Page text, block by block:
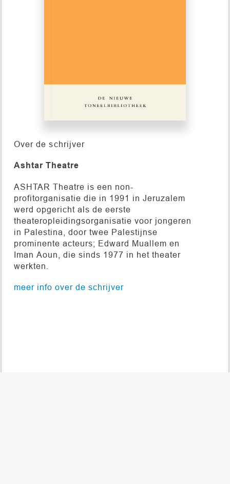
Over de schrijver
Ashtar Theatre
ASHTAR Theatre is een non-
profitorganisatie die in 1991 in Jeruzalem
werd opgericht als de eerste
theateropleidingsorganisatie voor jongeren
in Palestina, door twee Palestijnse
prominente acteurs; Edward Muallem en
Iman Aoun, die sinds 1977 in het theater
werkten.
meer info over de schrijver